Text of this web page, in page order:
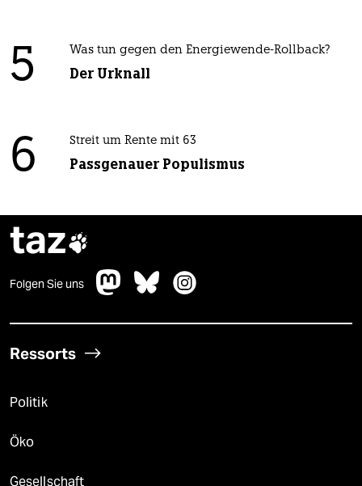
5 Was tun gegen den Energiewende-Rollback?
Der Urknall
6 Streit um Rente mit 63
Passgenauer Populismus
taz
Folgen Sie uns
Ressorts
Politik
Öko
Gesellschaft